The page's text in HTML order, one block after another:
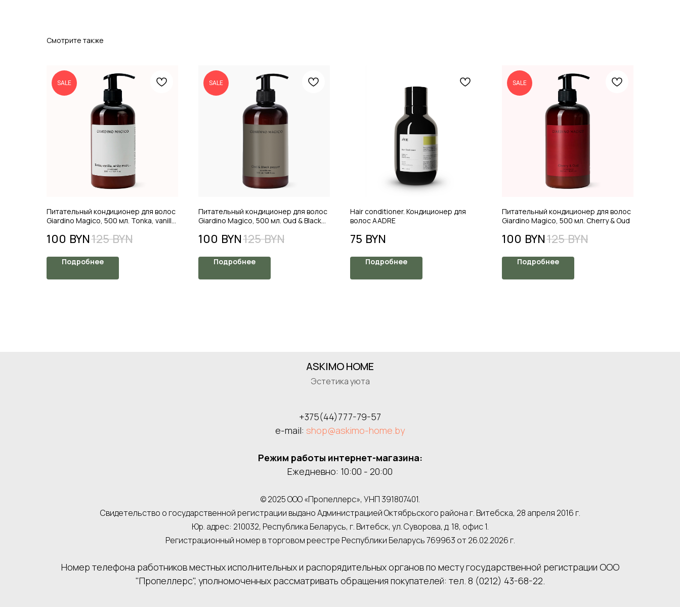
Смотрите также
SALE
Питательный кондиционер для волос
Giardino Magico, 500 мл. Tonka, vanilla,
100 BYN125 BYN
Подробнее
SALE
Питательный кондиционер для волос
Giardino Magico, 500 мл. Oud & Black
100 BYN125 BYN
Подробнее
Hair conditioner. Кондиционер для
волос AADRE
75 BYN
Подробнее
SALE
Питательный кондиционер для волос
Giardino Magico, 500 мл. Cherry & Oud
100 BYN125 BYN
Подробнее
ASKIMO HOME
Эстетика уюта
+375(44)777-79-57
e-mail: shop@askimo-home.by
Режим работы интернет-магазина:
Ежедневно: 10:00 - 20:00
© 2025 ООО «Пропеллерс», УНП 391807401.
Свидетельство о государственной регистрации выдано Администрацией Октябрьского района г. Витебска, 28 апреля 2016 г.
Юр. адрес: 210032, Республика Беларусь, г. Витебск, ул. Суворова, д. 18, офис 1.
Регистрационный номер в торговом реестре Республики Беларусь 769963 от 26.02.2026 г.
Номер телефона работников местных исполнительных и распорядительных органов по месту государственной регистрации ООО
"Пропеллерс", уполномоченных рассматривать обращения покупателей: тел. 8 (0212) 43-68-22.